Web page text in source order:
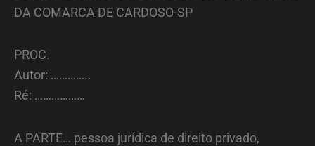
DA COMARCA DE CARDOSO-SP
PROC.
Autor: …………..
Ré: ………………
A PARTE… pessoa jurídica de direito privado,